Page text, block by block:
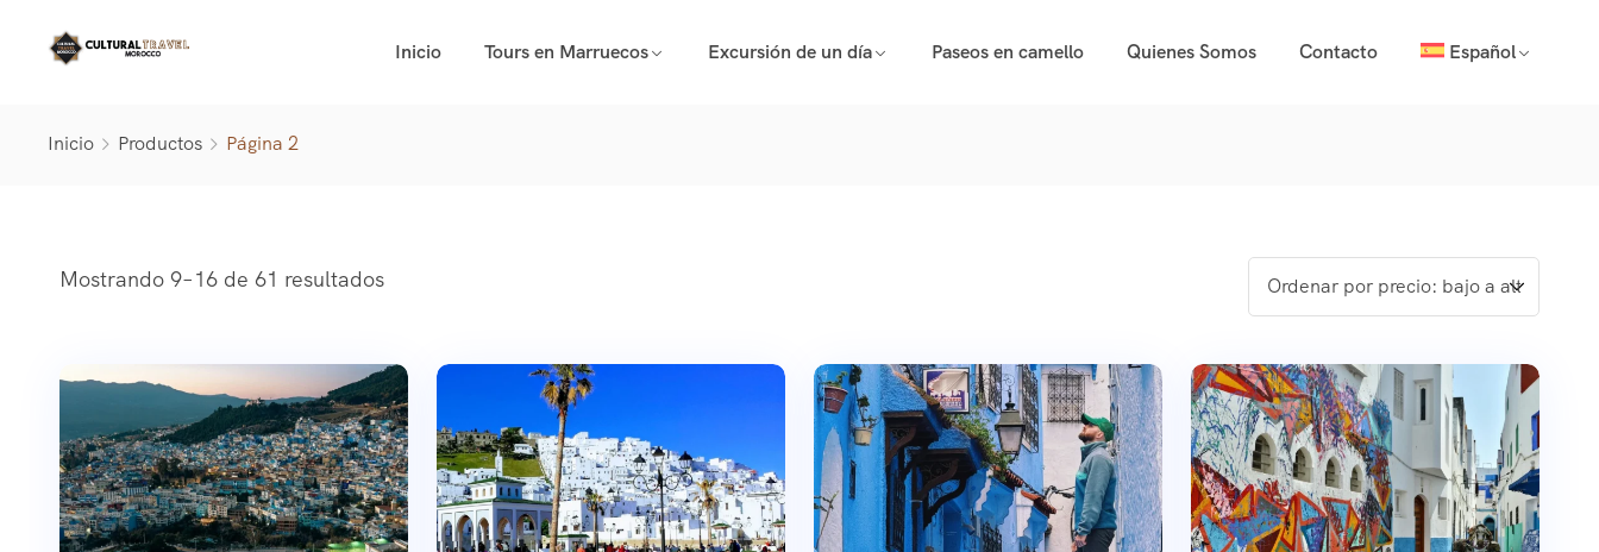
Inicio Tours en Marruecos Excursión de un día Paseos en camello Quienes Somos Contacto Español
Inicio Productos Página 2
Mostrando 9–16 de 61 resultados